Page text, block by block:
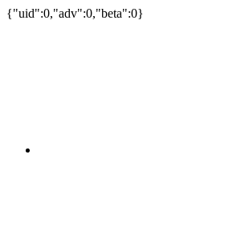
{"uid":0,"adv":0,"beta":0}